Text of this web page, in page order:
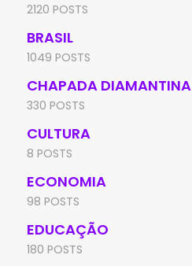
2120 POSTS
BRASIL
1049 POSTS
CHAPADA DIAMANTINA
330 POSTS
CULTURA
8 POSTS
ECONOMIA
98 POSTS
EDUCAÇÃO
180 POSTS